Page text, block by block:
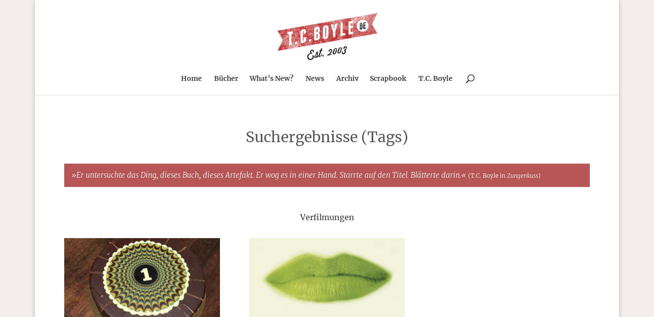
Home Bücher What’s New? News Archiv Scrapbook T.C. Boyle
Suchergebnisse (Tags)
»Er untersuchte das Ding, dieses Buch, dieses Artefakt. Er wog es in einer Hand. Starrte auf den Titel. Blätterte darin.« (T.C. Boyle in Zungenkuss)
Verfilmungen